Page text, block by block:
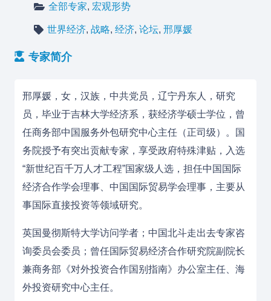
全部专家, 宏观形势
世界经济,战略,经济,论坛,邢厚媛
专家简介
邢厚媛，女，汉族，中共党员，辽宁丹东人，研究
员，毕业于吉林大学经济系，获经济学硕士学位，曾
任商务部中国服务外包研究中心主任（正司级）。国
务院授予有突出贡献专家，享受政府特殊津贴，入选
“新世纪百千万人才工程”国家级人选，担任中国国际
经济合作学会理事、中国国际贸易学会理事，主要从
事国际直接投资等领域研究。
英国曼彻斯特大学访问学者；中国北斗走出去专家咨
询委员会委员；曾任国际贸易经济合作研究院副院长
兼商务部《对外投资合作国别指南》办公室主任、海
外投资研究中心主任。